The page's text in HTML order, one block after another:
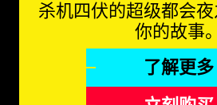
杀机四伏的超级都会
你的故事。
了解更多